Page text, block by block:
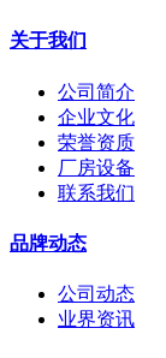
关于我们
公司简介
企业文化
荣誉资质
厂房设备
联系我们
品牌动态
公司动态
业界资讯